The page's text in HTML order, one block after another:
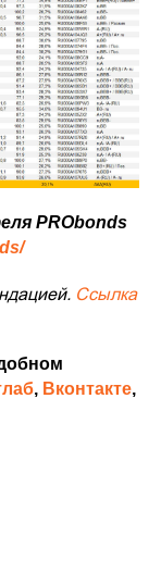
PRObonds
Ссылка
, Вконтакте,